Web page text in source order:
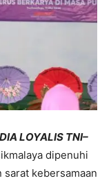
LOYALIS TNI–
dipenuhi
sarat kebersamaan